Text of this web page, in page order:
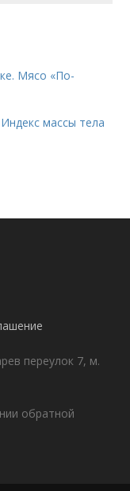
Мясо «По-
массы тела
переулок 7, м.
обратной